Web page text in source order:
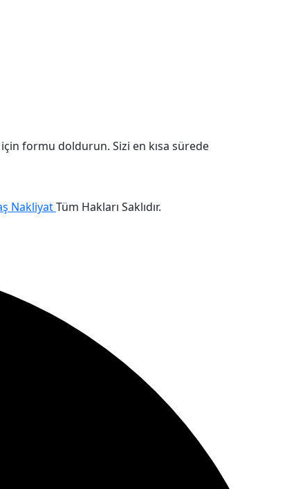
formu doldurun. Sizi en kısa sürede
NakliyatTüm Hakları Saklıdır.